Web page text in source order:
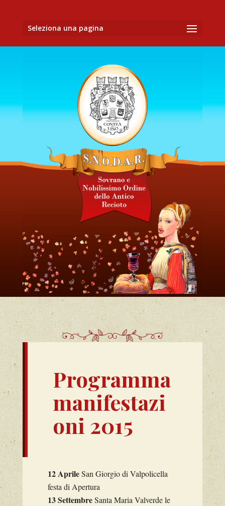
Seleziona una pagina
Programma
manifestazi
oni 2015
12 AprileSan Giorgio di Valpolicella
festa di Apertura
13 SettembreSanta Maria Valverde le